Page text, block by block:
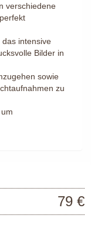
verschiedene
intensive
Bilder in
sowie
zu
79 €